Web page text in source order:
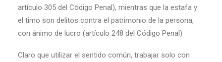
artículo 305 del Código Penal), mientras que la estafa y
el timo son delitos contra el patrimonio de la persona,
con ánimo de lucro (artículo 248 del Código Penal)
Claro que utilizar el sentido común, trabajar solo con